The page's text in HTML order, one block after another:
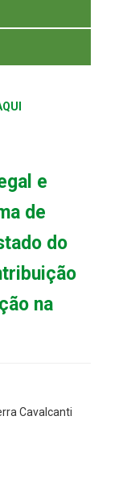
e
de
do
na
Cavalcanti